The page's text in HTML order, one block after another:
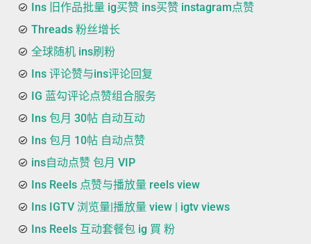
Ins 旧作品批量 ig买赞 ins买赞 instagram点赞
Threads 粉丝增长
全球随机 ins刷粉
Ins 评论赞与ins评论回复
IG 蓝勾评论点赞组合服务
Ins 包月 30帖 自动互动
Ins 包月 10帖 自动点赞
ins自动点赞 包月 VIP
Ins Reels 点赞与播放量 reels view
Ins IGTV 浏览量|播放量 view | igtv views
Ins Reels 互动套餐包 ig 買 粉